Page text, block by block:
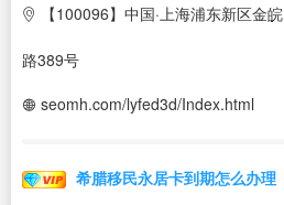
【100096】中国·上海浦东新区金皖
路389号
seomh.com/lyfed3d/Index.html
希腊移民永居卡到期怎么办理